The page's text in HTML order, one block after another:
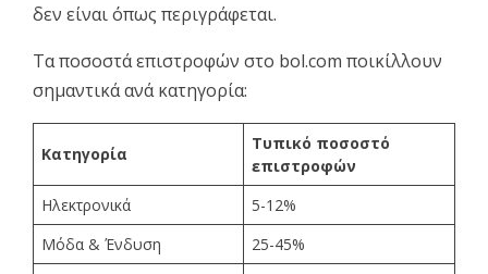
δεν είναι όπως περιγράφεται.
Τα ποσοστά επιστροφών στο bol.com ποικίλλουν
σημαντικά ανά κατηγορία:
Κατηγορία
Τυπικό ποσοστό
επιστροφών
Ηλεκτρονικά
5-12%
Μόδα & Ένδυση
25-45%